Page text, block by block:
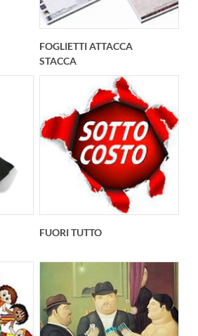
FOGLIETTI ATTACCA
STACCA
FUORI TUTTO